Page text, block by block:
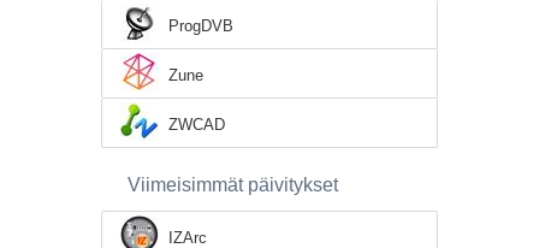
ProgDVB
Zune
ZWCAD
Viimeisimmät päivitykset
IZArc